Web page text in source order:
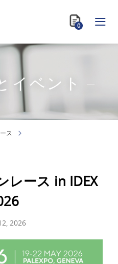
0
イベント
ス
レース in IDEX
2026